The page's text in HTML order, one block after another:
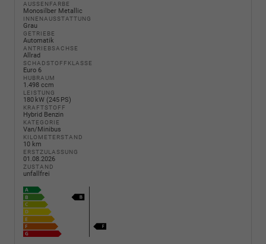
AUSSENFARBE
Monosilber Metallic
INNENAUSSTATTUNG
Grau
GETRIEBE
Automatik
ANTRIEBSACHSE
Allrad
SCHADSTOFFKLASSE
Euro 6
HUBRAUM
1.498 ccm
LEISTUNG
180 kW (245 PS)
KRAFTSTOFF
Hybrid Benzin
KATEGORIE
Van/Minibus
KILOMETERSTAND
10 km
ERSTZULASSUNG
01.08.2026
ZUSTAND
unfallfrei